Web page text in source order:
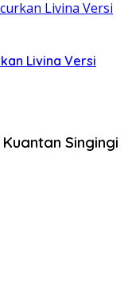
Livina Versi
Singingi